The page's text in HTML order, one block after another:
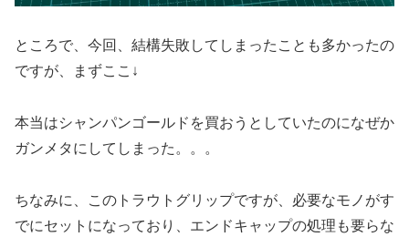
ところで、今回、結構失敗してしまったことも多かったの
ですが、まずここ↓
本当はシャンパンゴールドを買おうとしていたのになぜか
ガンメタにしてしまった。。。
ちなみに、このトラウトグリップですが、必要なモノがす
でにセットになっており、エンドキャップの処理も要らな